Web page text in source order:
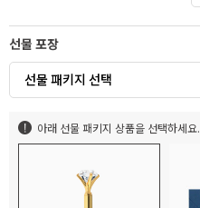
선물 포장
선물 패키지 선택
아래 선물 패키지 상품을 선택하세요.